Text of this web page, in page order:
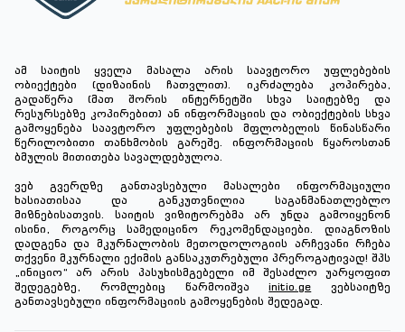
ამ საიტის ყველა მასალა არის საავტორო უფლებების
ობიექტები (დიზაინის ჩათვლით). იკრძალება კოპირება,
გადაწერა (მათ შორის ინტერნეტში სხვა საიტებზე და
რესურსებზე კოპირებით) ან ინფორმაციის და ობიექტების სხვა
გამოყენება საავტორო უფლებების მფლობელის წინასწარი
წერილობითი თანხმობის გარეშე. ინფორმაციის წყაროსთან
ბმულის მითითება სავალდებულოა.
ვებ გვერდზე განთავსებული მასალები ინფორმაციული
ხასიათისაა და განკუთვნილია საგანმანათლებლო
მიზნებისათვის. საიტის ვიზიტორებმა არ უნდა გამოიყენონ
ისინი, როგორც სამედიცინო რეკომენდაციები. დიაგნოზის
დადგენა და მკურნალობის მეთოდოლოგიის არჩევანი რჩება
თქვენი მკურნალი ექიმის განსაკუთრებული პრეროგატივად! შპს
„ინიციო“ არ არის პასუხისმგებელი იმ შესაძლო უარყოფით
შედეგებზე, რომლებიც წარმოიშვაinitio.ge ვებსაიტზე
განთავსებული ინფორმაციის გამოყენების შედეგად.